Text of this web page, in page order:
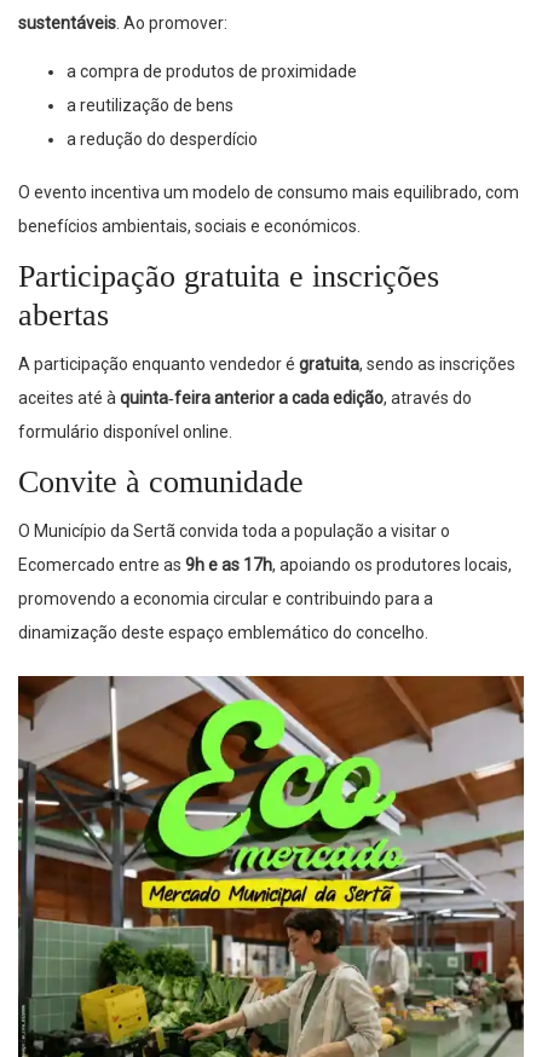
sustentáveis . Ao promover:
a compra de produtos de proximidade
a reutilização de bens
a redução do desperdício
O evento incentiva um modelo de consumo mais equilibrado, com
benefícios ambientais, sociais e económicos.
Participação gratuita e inscrições
abertas
A participação enquanto vendedor é gratuita, sendo as inscrições
aceites até à quinta‑feira anterior a cada edição, através do
formulário disponível online.
Convite à comunidade
O Município da Sertã convida toda a população a visitar o
Ecomercado entre as 9h e as 17h, apoiando os produtores locais,
promovendo a economia circular e contribuindo para a
dinamização deste espaço emblemático do concelho.